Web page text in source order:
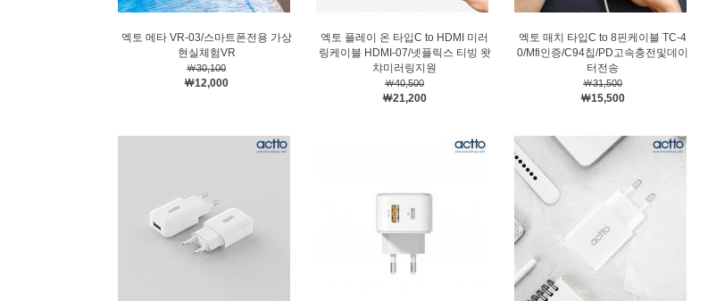
엑토 메타 VR-03/스마트폰전용 가상
현실체험VR
￦30,100
￦12,000
엑토 플레이 온 타입C to HDMI 미러
링케이블 HDMI-07/넷플릭스 티빙 왓
챠미러링지원
￦40,500
￦21,200
엑토 매치 타입C to 8핀케이블 TC-4
0/Mfi인증/C94칩/PD고속충전및데이
터전송
￦31,500
￦15,500